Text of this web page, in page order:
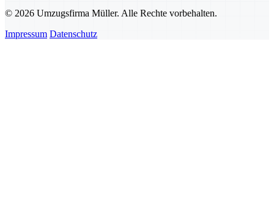
© 2026 Umzugsfirma Müller. Alle Rechte vorbehalten.
Impressum Datenschutz